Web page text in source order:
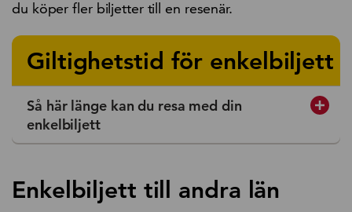
du köper fler biljetter till en resenär.
Giltighetstid för enkelbiljett
Så här länge kan du resa med din
enkelbiljett
Enkelbiljett till andra län